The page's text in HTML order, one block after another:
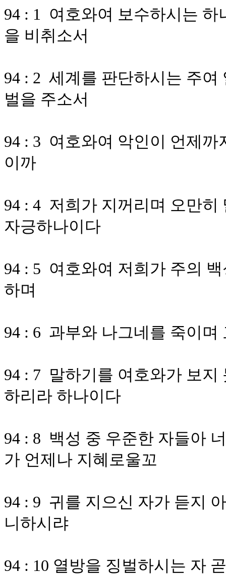
94 : 1 여호와여 보수하시는
을 비취소서
94 : 2 세계를 판단하시는 주
벌을 주소서
94 : 3 여호와여 악인이 언제
이까
94 : 4 저희가 지꺼리며 오만
자긍하나이다
94 : 5 여호와여 저희가 주의
하며
94 : 6 과부와 나그네를 죽이며
94 : 7 말하기를 여호와가 보
하리라 하나이다
94 : 8 백성 중 우준한 자들아
가 언제나 지혜로울꼬
94 : 9 귀를 지으신 자가 듣지
니하시랴
94 : 10 열방을 징벌하시는 자